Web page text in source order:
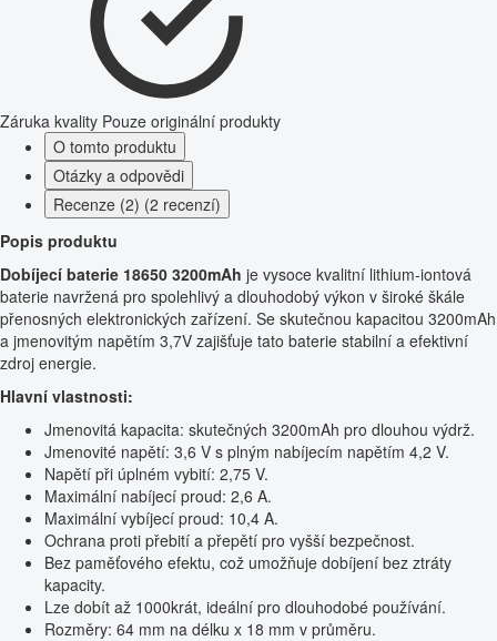
Záruka kvality Pouze originální produkty
O tomto produktu
Otázky a odpovědi
Recenze (2) (2 recenzí)
Popis produktu
Dobíjecí baterie 18650 3200mAh je vysoce kvalitní lithium-iontová
baterie navržená pro spolehlivý a dlouhodobý výkon v široké škále
přenosných elektronických zařízení. Se skutečnou kapacitou 3200mAh
a jmenovitým napětím 3,7V zajišťuje tato baterie stabilní a efektivní
zdroj energie.
Hlavní vlastnosti:
Jmenovitá kapacita: skutečných 3200mAh pro dlouhou výdrž.
Jmenovité napětí: 3,6 V s plným nabíjecím napětím 4,2 V.
Napětí při úplném vybití: 2,75 V.
Maximální nabíjecí proud: 2,6 A.
Maximální vybíjecí proud: 10,4 A.
Ochrana proti přebití a přepětí pro vyšší bezpečnost.
Bez paměťového efektu, což umožňuje dobíjení bez ztráty
kapacity.
Lze dobít až 1000krát, ideální pro dlouhodobé používání.
Rozměry: 64 mm na délku x 18 mm v průměru.